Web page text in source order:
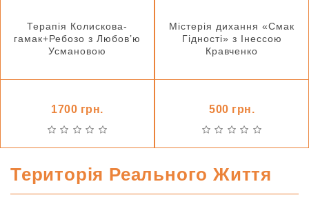
Терапія Колискова-
гамак+Ребозо з Любов’ю
Усмановою
1700 грн.
Містерія дихання «Смак
Гідності» з Інессою
Кравченко
500 грн.
Територія Реального Життя